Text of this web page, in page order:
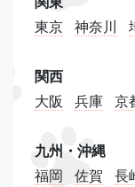
東京
神奈川
関西
大阪
兵庫 京
九州・沖縄
福岡
佐賀 長